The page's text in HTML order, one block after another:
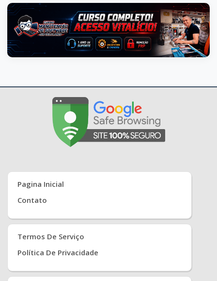
Pagina Inicial
Contato
Termos De Serviço
Política De Privacidade